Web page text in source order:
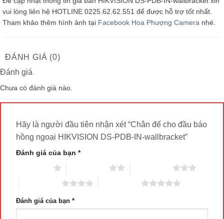
vui lòng liên hệ HOTLINE 0225.62.62.551 để được hỗ trợ tốt nhất.
Tham khảo thêm hình ảnh tại Facebook Hoa Phượng Camera nhé.
ĐÁNH GIÁ (0)
Đánh giá
Chưa có đánh giá nào.
Hãy là người đầu tiên nhận xét “Chân đế cho đầu báo
hồng ngoại HIKVISION DS-PDB-IN-wallbracket”
Đánh giá của bạn *
Đánh giá của bạn *